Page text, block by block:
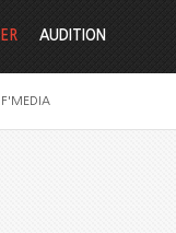
F'MEDIA
AUDITION